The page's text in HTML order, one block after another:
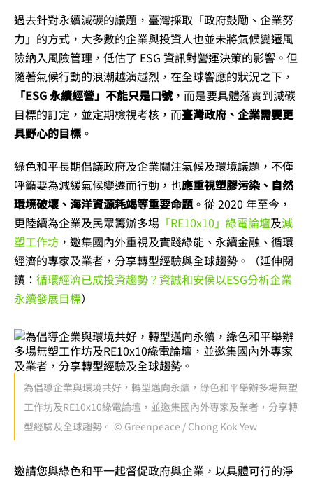
過去針對永續減碳的議題，臺灣採取「政府鼓勵、企業努
力」的方式，大多數的企業與投資人也並未將氣候變遷風
險納入風險管理，低估了 ESG 資訊對營運決策的影響。但
隨著氣候行動的浪潮越演越烈，在全球響應的狀況之下，
「ESG 永續經營」不能只是口號，而是要具體落實到減碳
目標的訂定，並定期檢視考核，而臺灣政府、企業需要更
具野心的目標 。
綠色和平長期倡議政府及企業關注氣候及環境議題，不僅
呼籲要為減緩氣候變遷而行動，也應重視塑膠污染、自然
環境破壞、海洋資源耗竭等重要命題 。從 2020 年至今，
更陸續為企業及民眾籌辦多場 「RE10x10」綠電論壇及減
塑工作坊 ，邀集國內外重視及實踐綠能、永續金融、循環
經濟的專家及業者，分享轉型經驗與全球趨勢。（延伸閱
讀： 循環經濟已成投資趨勢？資誠和安侯以ESG分析企業
永續發展目標）
為倡導企業與環境共好，轉型邁向永續，綠色和平舉辦多場無塑
工作坊及RE10x10綠電論壇，並邀集國內外專家及業者，分享轉
型經驗及全球趨勢。 © Greenpeace / Chong Kok Yew
邀請您與綠色和平一起督促政府與企業，以具體可行的淨